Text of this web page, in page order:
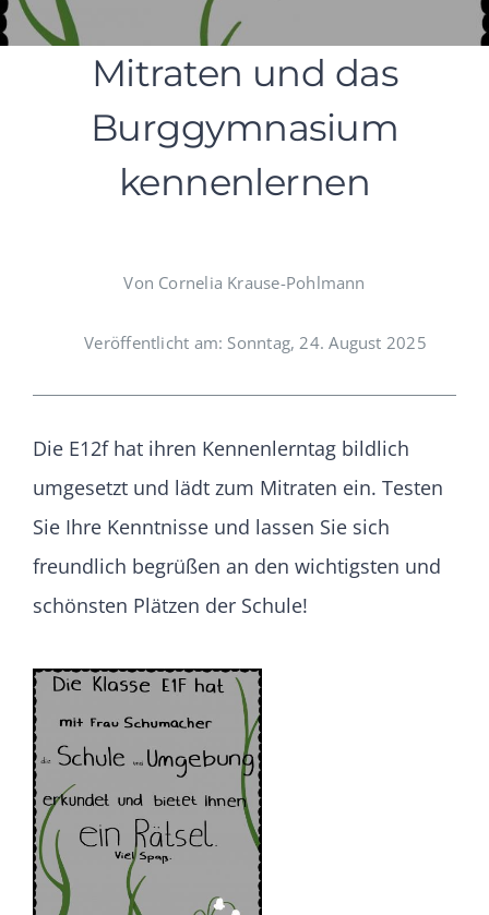
Mitraten und das
Burggymnasium
kennenlernen
Von Cornelia Krause-Pohlmann
Veröffentlicht am: Sonntag, 24. August 2025
Die E12f hat ihren Kennenlerntag bildlich
umgesetzt und lädt zum Mitraten ein. Testen
Sie Ihre Kenntnisse und lassen Sie sich
freundlich begrüßen an den wichtigsten und
schönsten Plätzen der Schule!